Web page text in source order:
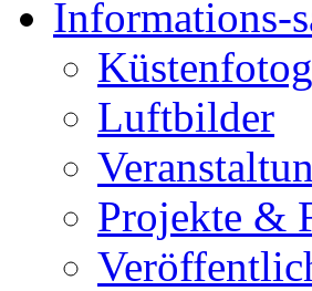
Informations-
Luftbilder
Projekte &